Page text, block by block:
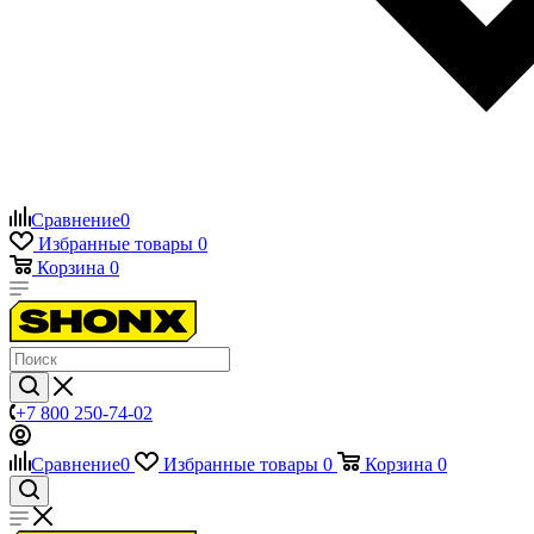
Сравнение0
Избранные товары 0
Корзина 0
+7 800 250-74-02
Сравнение0 Избранные товары 0 Корзина 0